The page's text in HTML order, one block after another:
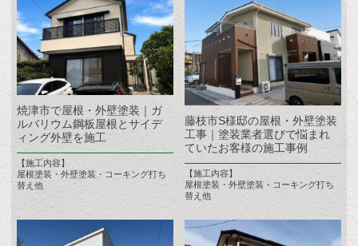
焼津市で屋根・外壁塗装｜ガ
ルバリウム鋼板屋根とサイデ
ィング外壁を施工
【施工内容】
屋根塗装・外壁塗装・コーキング打ち
替え他
藤枝市S様邸の屋根・外壁塗装
工事｜塗装業者選びで悩まれ
ていたお客様の施工事例
【施工内容】
屋根塗装・外壁塗装・コーキング打ち
替え他